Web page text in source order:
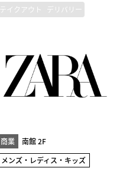
テイクアウト デリバリー
商業
南館 2F
メンズ・レディス・キッズ